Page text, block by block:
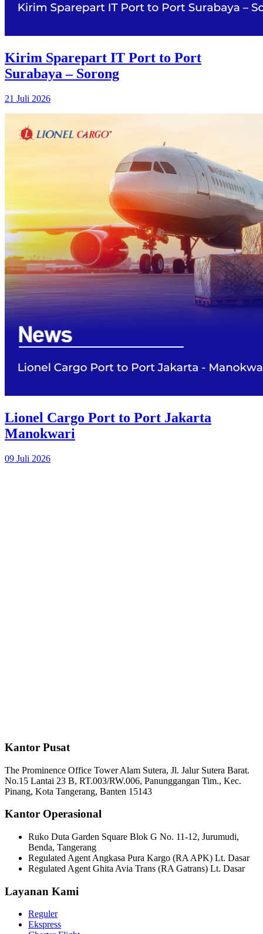
Kirim Sparepart IT Port to Port
Surabaya – Sorong
21 Juli 2026
Lionel Cargo Port to Port Jakarta
Manokwari
09 Juli 2026
Kantor Pusat
The Prominence Office Tower Alam Sutera, Jl. Jalur Sutera Barat.
No.15 Lantai 23 B, RT.003/RW.006, Panunggangan Tim., Kec.
Pinang, Kota Tangerang, Banten 15143
Kantor Operasional
Ruko Duta Garden Square Blok G No. 11-12, Jurumudi,
Benda, Tangerang
Regulated Agent Angkasa Pura Kargo (RA APK) Lt. Dasar
Regulated Agent Ghita Avia Trans (RA Gatrans) Lt. Dasar
Layanan Kami
Reguler
Ekspress